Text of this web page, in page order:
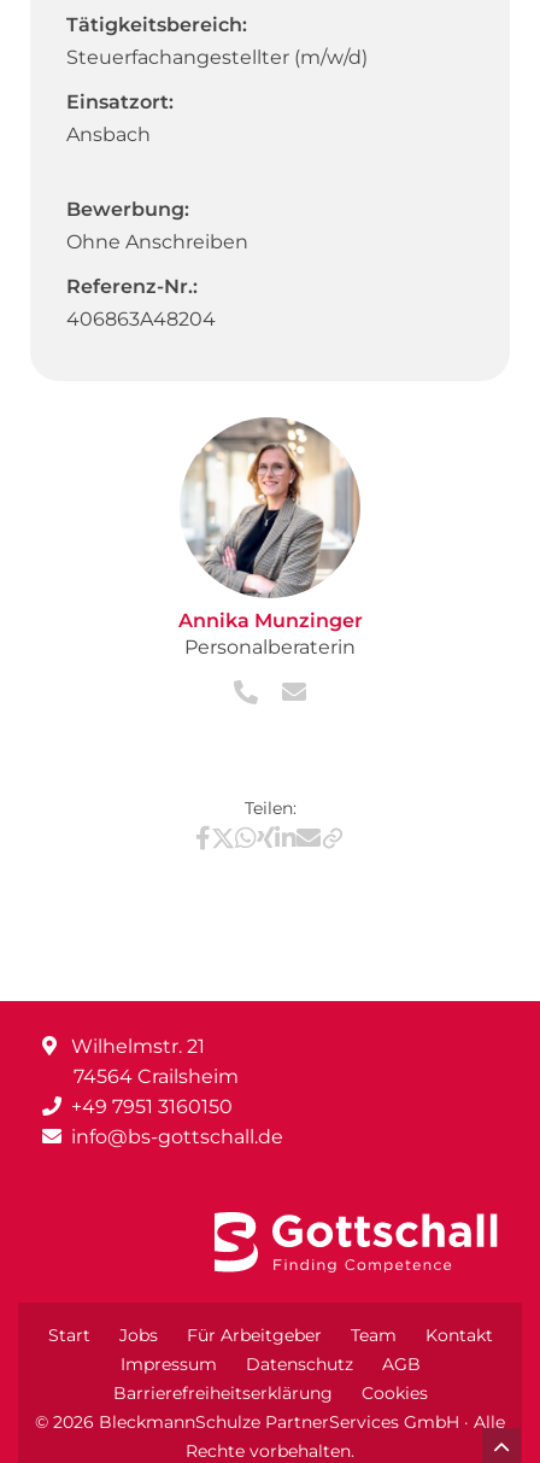
Tätigkeitsbereich:
Steuerfachangestellter (m/w/d)
Einsatzort:
Ansbach
Bewerbung:
Ohne Anschreiben
Referenz-Nr.:
406863A48204
Annika Munzinger
Personalberaterin
Teilen:
Teilen via Facebook
Teilen via X / Twitter
Teilen via WhatsApp
Teilen via Xing
Teilen via LinkedIn
Teilen via E-Mail
Wilhelmstr. 21
74564 Crailsheim
+49 7951 3160150
info@bs-gottschall.de
Start Jobs Für Arbeitgeber Team
Kontakt
Impressum
Datenschutz
AGB
Barrierefreiheitserklärung
Cookies
© 2026 BleckmannSchulze PartnerServices GmbH · Alle
Rechte vorbehalten.